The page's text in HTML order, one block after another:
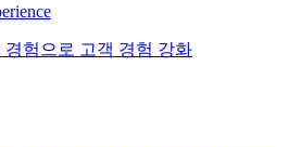
경험으로 고객 경험 강화